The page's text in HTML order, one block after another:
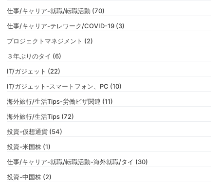
仕事/キャリア-就職/転職活動 (70)
仕事/キャリア-テレワーク/COVID-19 (3)
プロジェクトマネジメント (2)
３年ぶりのタイ (6)
IT/ガジェット (22)
IT/ガジェット-スマートフォン、PC (10)
海外旅行/生活Tips-労働ビザ関連 (11)
海外旅行/生活Tips (72)
投資-仮想通貨 (54)
投資-米国株 (1)
仕事/キャリア-就職/転職活動-海外就職/タイ (30)
投資-中国株 (2)